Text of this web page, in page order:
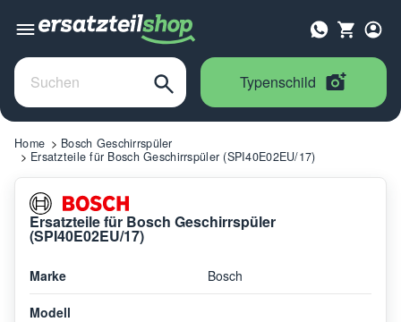
Typenschild
Home
Bosch Geschirrspüler
Ersatzteile für Bosch Geschirrspüler (SPI40E02EU/17)
Ersatzteile für Bosch Geschirrspüler
(SPI40E02EU/17)
Marke Bosch
Modell